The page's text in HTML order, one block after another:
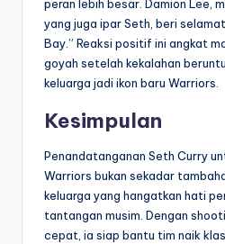
peran lebih besar. Damion Lee,
yang juga ipar Seth, beri
Bay.” Reaksi positif ini angkat
goyah setelah kekalahan
keluarga jadi ikon baru Warriors.
Kesimpulan
Penandatanganan Seth Curry
Warriors bukan sekadar
keluarga yang hangatkan hati
tantangan musim. Dengan
cepat, ia siap bantu tim naik